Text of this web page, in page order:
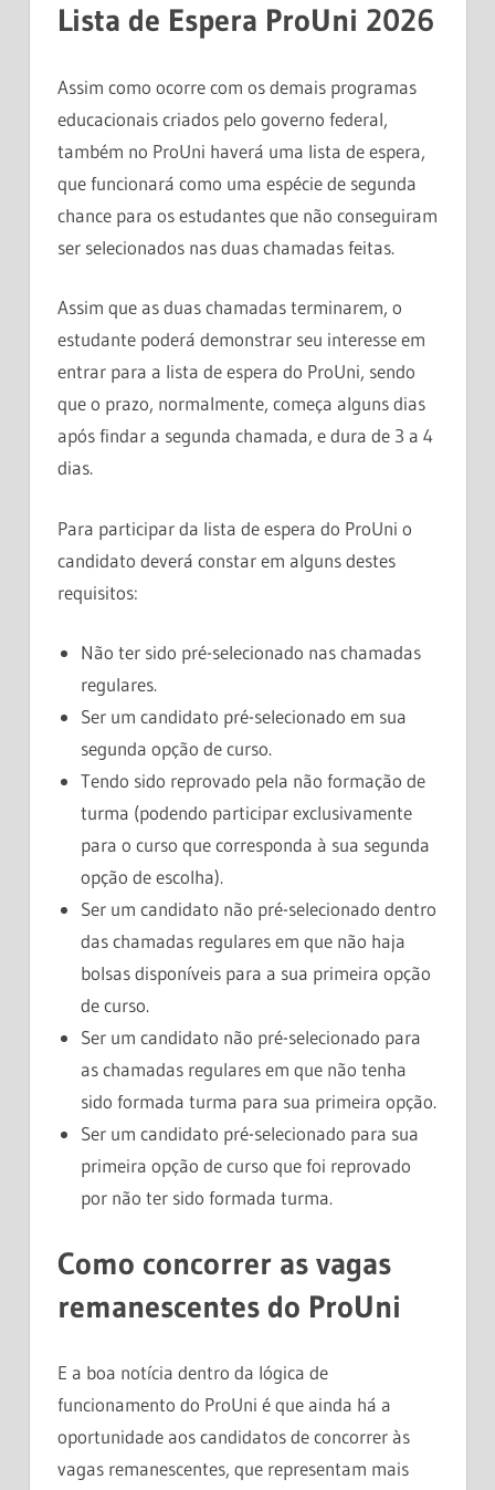
Lista de Espera ProUni 2026
Assim como ocorre com os demais programas
educacionais criados pelo governo federal,
também no ProUni haverá uma lista de espera,
que funcionará como uma espécie de segunda
chance para os estudantes que não conseguiram
ser selecionados nas duas chamadas feitas.
Assim que as duas chamadas terminarem, o
estudante poderá demonstrar seu interesse em
entrar para a lista de espera do ProUni, sendo
que o prazo, normalmente, começa alguns dias
após findar a segunda chamada, e dura de 3 a 4
dias.
Para participar da lista de espera do ProUni o
candidato deverá constar em alguns destes
requisitos:
Não ter sido pré-selecionado nas chamadas
regulares.
Ser um candidato pré-selecionado em sua
segunda opção de curso.
Tendo sido reprovado pela não formação de
turma (podendo participar exclusivamente
para o curso que corresponda à sua segunda
opção de escolha).
Ser um candidato não pré-selecionado dentro
das chamadas regulares em que não haja
bolsas disponíveis para a sua primeira opção
de curso.
Ser um candidato não pré-selecionado para
as chamadas regulares em que não tenha
sido formada turma para sua primeira opção.
Ser um candidato pré-selecionado para sua
primeira opção de curso que foi reprovado
por não ter sido formada turma.
Como concorrer as vagas
remanescentes do ProUni
E a boa notícia dentro da lógica de
funcionamento do ProUni é que ainda há a
oportunidade aos candidatos de concorrer às
vagas remanescentes, que representam mais